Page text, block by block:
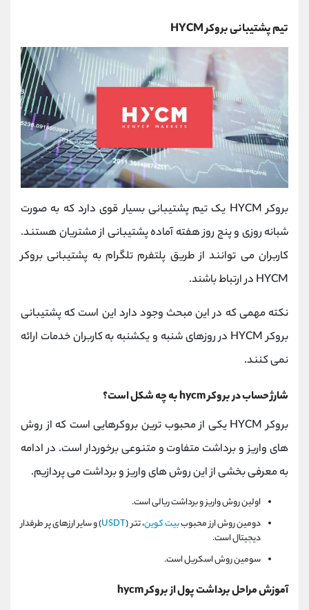
تیم پشتیبانی بروکرHYCM
بروکرHYCM یک تیم پشتیبانی بسیار قوی دارد که به صورت
شبانه روزی و پنج روز هفته آماده پشتیبانی از مشتریان هستند.
کاربران می توانند از طریق پلتفرم تلگرام به پشتیبانی بروکر
HYCM در ارتباط باشند.
نکته مهمی که در این مبحث وجود دارد این است که پشتیبانی
بروکرHYCM در روزهای شنبه و یکشنبه به کاربران خدمات ارائه
نمی کنند.
شارژ حساب در بروکرhycmبه چه شکل است؟
بروکرHYCM یکی از محبوب ترین بروکرهایی است که از روش
های واریز و برداشت متفاوت و متنوعی برخوردار است. در ادامه
به معرفی بخشی از این روش های واریز و برداشت می پردازیم.
اولین روش واریز و برداشت ریالی است.
دومین روش ارز محبوببیت کوین، تتر (USDT) و سایر ارزهای پر طرفدار
دیجیتال است.
سومین روش اسکریل است.
آموزش مراحل برداشت پول از بروکرhycm